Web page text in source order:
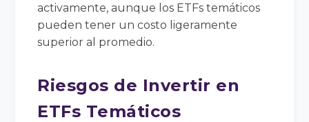
activamente, aunque los ETFs temáticos
pueden tener un costo ligeramente
superior al promedio.
Riesgos de Invertir en
ETFs Temáticos